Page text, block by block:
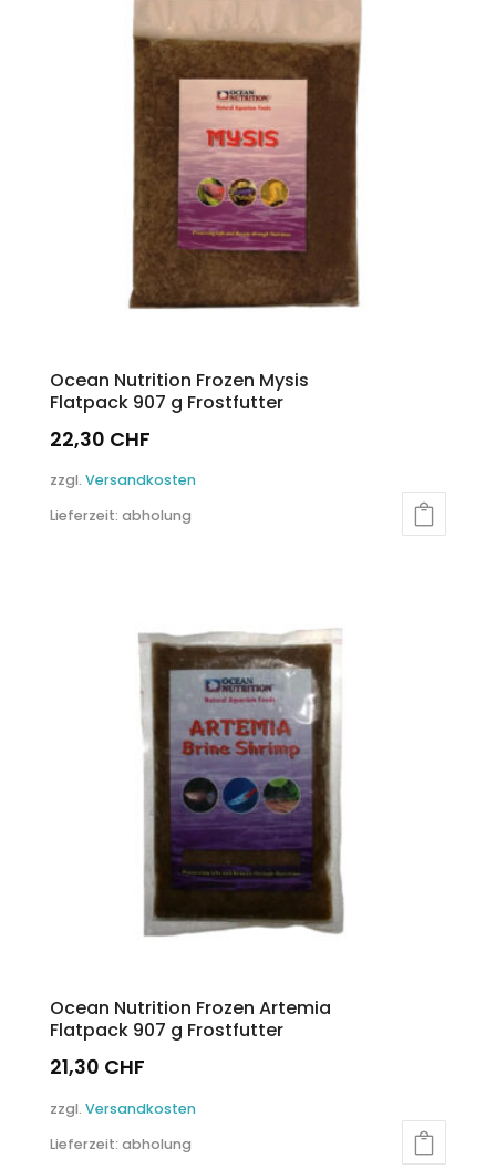
Ocean Nutrition Frozen Mysis
Flatpack 907 g Frostfutter
22,30 CHF
zzgl. Versandkosten
Lieferzeit: abholung
Ocean Nutrition Frozen Artemia
Flatpack 907 g Frostfutter
21,30 CHF
zzgl. Versandkosten
Lieferzeit: abholung